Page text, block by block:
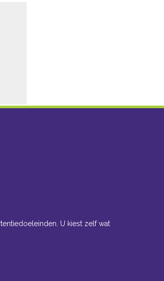
U kiest zelf wat